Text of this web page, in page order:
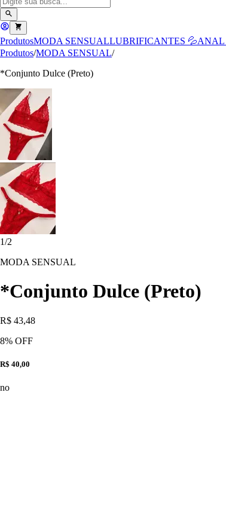
ProdutosMODA SENSUALLUBRIFICANTES 💦ANAL
Produtos/MODA SENSUAL/
*Conjunto Dulce (Preto)
1/2
MODA SENSUAL
*Conjunto Dulce (Preto)
R$ 43,48
8% OFF
R$ 40,00
no